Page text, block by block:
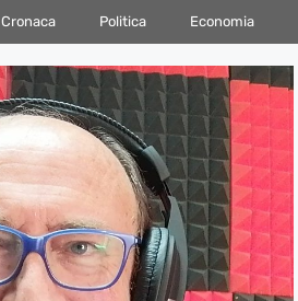
Cronaca Politica Economia